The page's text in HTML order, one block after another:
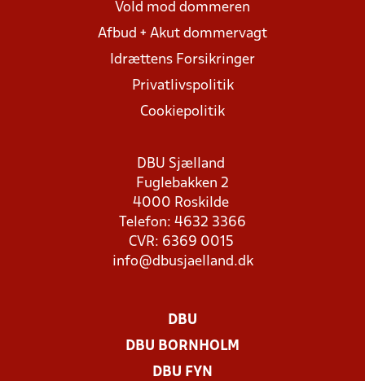
Vold mod dommeren
Afbud + Akut dommervagt
Idrættens Forsikringer
Privatlivspolitik
Cookiepolitik
DBU Sjælland
Fuglebakken 2
4000 Roskilde
Telefon: 4632 3366
CVR: 6369 0015
info@dbusjaelland.dk
DBU
DBU BORNHOLM
DBU FYN